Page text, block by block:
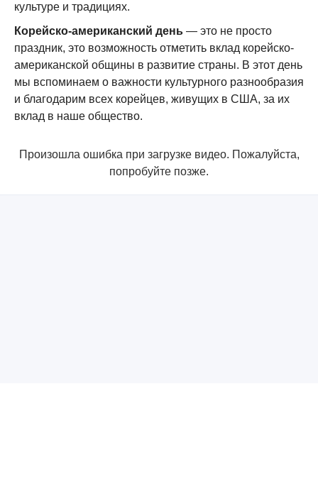
культуре и традициях.
Корейско-американский день — это не просто
праздник, это возможность отметить вклад корейско-
американской общины в развитие страны. В этот день
мы вспоминаем о важности культурного разнообразия
и благодарим всех корейцев, живущих в США, за их
вклад в наше общество.
Произошла ошибка при загрузке видео. Пожалуйста,
попробуйте позже.